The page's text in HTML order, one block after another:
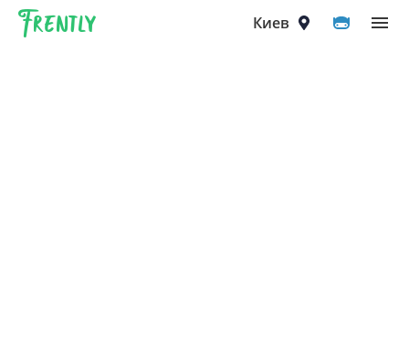
Frently Киев
Выберите город